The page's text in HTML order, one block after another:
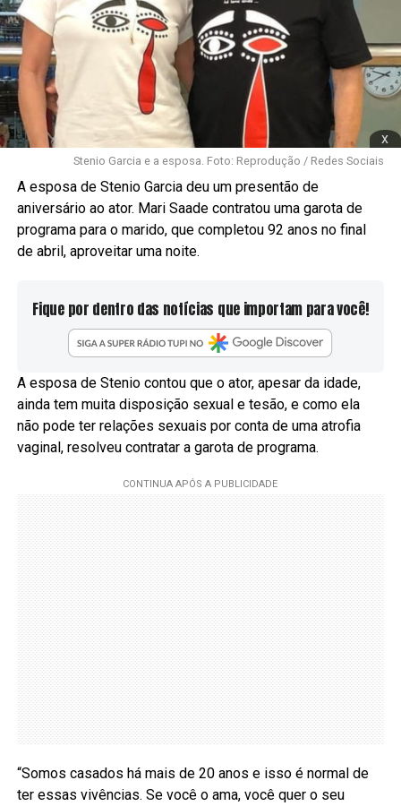
x
Stenio Garcia e a esposa. Foto: Reprodução / Redes Sociais
A esposa de Stenio Garcia deu um presentão de
aniversário ao ator. Mari Saade contratou uma garota de
programa para o marido, que completou 92 anos no final
de abril, aproveitar uma noite.
Fique por dentro das notícias que importam para você!
A esposa de Stenio contou que o ator, apesar da idade,
ainda tem muita disposição sexual e tesão, e como ela
não pode ter relações sexuais por conta de uma atrofia
vaginal, resolveu contratar a garota de programa.
“Somos casados há mais de 20 anos e isso é normal de
ter essas vivências. Se você o ama, você quer o seu